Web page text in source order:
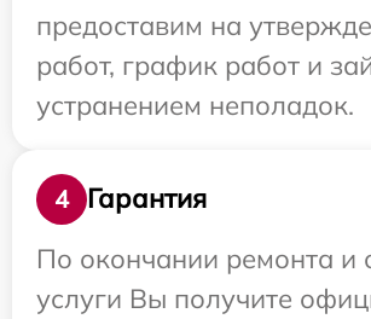
предоставим на
работ, график работ и
устранением неполадок.
4
Гарантия
По окончании ремонта и
услуги Вы получите